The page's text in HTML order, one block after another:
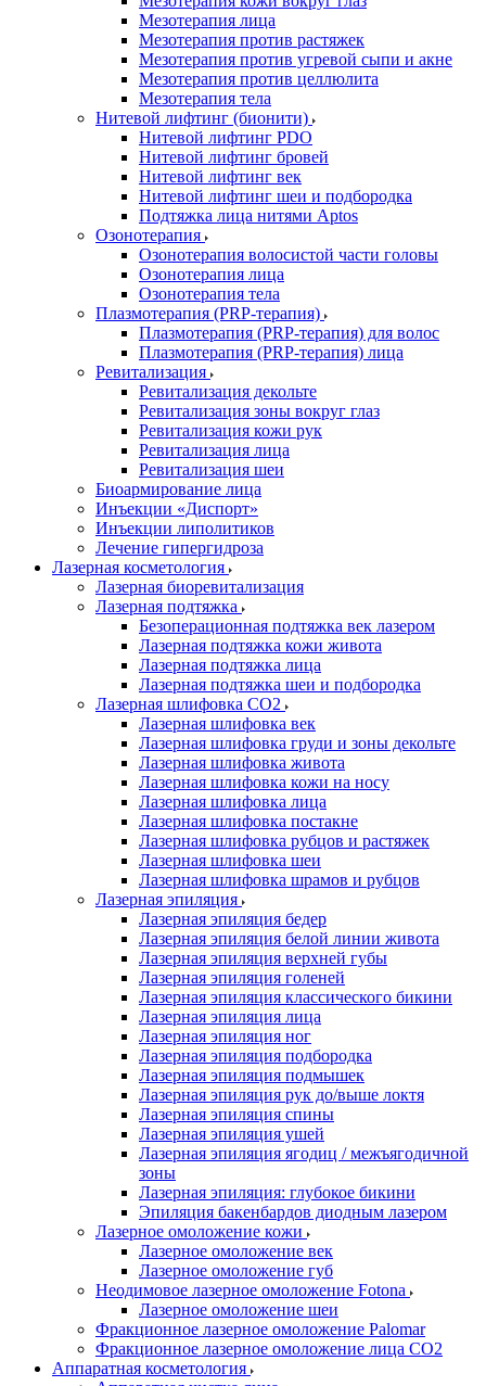
Мезотерапия лица
Мезотерапия против растяжек
Мезотерапия против угревой сыпи и акне
Мезотерапия против целлюлита
Мезотерапия тела
Нитевой лифтинг (бионити)
Нитевой лифтинг PDO
Нитевой лифтинг бровей
Нитевой лифтинг век
Нитевой лифтинг шеи и подбородка
Подтяжка лица нитями Aptos
Озонотерапия
Озонотерапия волосистой части головы
Озонотерапия лица
Озонотерапия тела
Плазмотерапия (PRP-терапия)
Плазмотерапия (PRP-терапия) для волос
Плазмотерапия (PRP-терапия) лица
Ревитализация
Ревитализация декольте
Ревитализация зоны вокруг глаз
Ревитализация кожи рук
Ревитализация лица
Ревитализация шеи
Биоармирование лица
Инъекции «Диспорт»
Инъекции липолитиков
Лечение гипергидроза
Лазерная косметология
Лазерная биоревитализация
Лазерная подтяжка
Безоперационная подтяжка век лазером
Лазерная подтяжка кожи живота
Лазерная подтяжка лица
Лазерная подтяжка шеи и подбородка
Лазерная шлифовка CO2
Лазерная шлифовка век
Лазерная шлифовка груди и зоны декольте
Лазерная шлифовка живота
Лазерная шлифовка кожи на носу
Лазерная шлифовка лица
Лазерная шлифовка постакне
Лазерная шлифовка рубцов и растяжек
Лазерная шлифовка шеи
Лазерная шлифовка шрамов и рубцов
Лазерная эпиляция
Лазерная эпиляция бедер
Лазерная эпиляция белой линии живота
Лазерная эпиляция верхней губы
Лазерная эпиляция голеней
Лазерная эпиляция классического бикини
Лазерная эпиляция лица
Лазерная эпиляция ног
Лазерная эпиляция подбородка
Лазерная эпиляция подмышек
Лазерная эпиляция рук до/выше локтя
Лазерная эпиляция спины
Лазерная эпиляция ушей
Лазерная эпиляция ягодиц / межъягодичной
зоны
Лазерная эпиляция: глубокое бикини
Эпиляция бакенбардов диодным лазером
Лазерное омоложение кожи
Лазерное омоложение век
Лазерное омоложение губ
Неодимовое лазерное омоложение Fotona
Лазерное омоложение шеи
Фракционное лазерное омоложение Palomar
Фракционное лазерное омоложение лица СО2
Аппаратная косметология